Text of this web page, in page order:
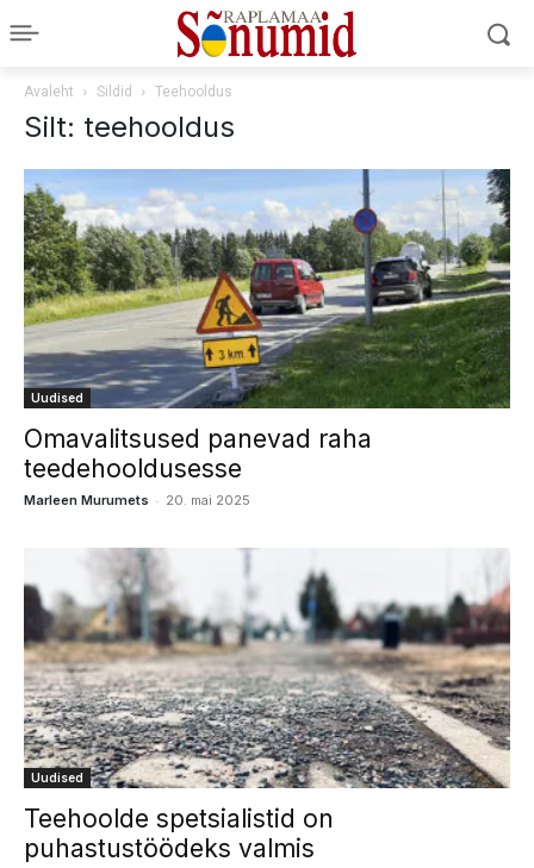
Avaleht Sildid Teehooldus
Silt: teehooldus
Uudised
Omavalitsused panevad raha
teedehooldusesse
Marleen Murumets - 20. mai 2025
Uudised
Teehoolde spetsialistid on
puhastustöödeks valmis